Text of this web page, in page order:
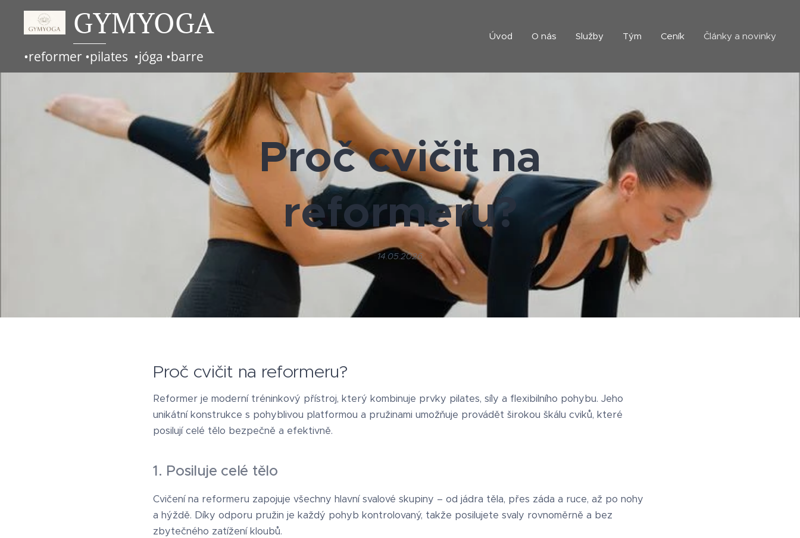
GYMYOGA
•reformer •pilates •jóga •barre
Úvod O nás Služby Tým Ceník Články a novinky
Proč cvičit na
reformeru?
14.05.2026
Proč cvičit na reformeru?
Reformer je moderní tréninkový přístroj, který kombinuje prvky pilates, síly a flexibilního pohybu. Jeho
unikátní konstrukce s pohyblivou platformou a pružinami umožňuje provádět širokou škálu cviků, které
posilují celé tělo bezpečně a efektivně.
1. Posiluje celé tělo
Cvičení na reformeru zapojuje všechny hlavní svalové skupiny – od jádra těla, přes záda a ruce, až po nohy
a hýždě. Díky odporu pružin je každý pohyb kontrolovaný, takže posilujete svaly rovnoměrně a bez
zbytečného zatížení kloubů.